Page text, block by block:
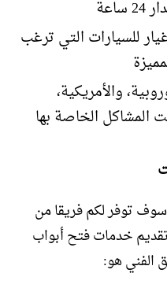
للسيارات التي ترغب
والأمريكية،
المشاكل الخاصة بها
توفر لكم فريقا من
خدمات فتح أبواب
الفني هو: